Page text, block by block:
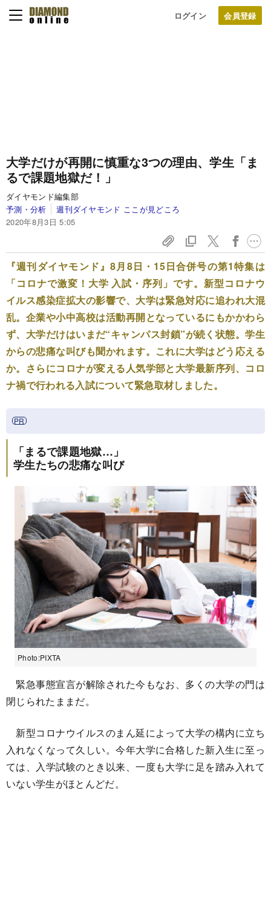
ログイン
大学だけが再開に慎重な3つの理由、学生「ま
るで課題地獄だ！」
ダイヤモンド編集部
予測・分析
週刊ダイヤモンド ここが見どころ
2020年8月3日 5:05
『週刊ダイヤモンド』8月8日・15日合併号の第1特集は
「コロナで激変！大学 入試・序列」です。新型コロナウ
イルス感染症拡大の影響で、大学は緊急対応に追われ大混
乱。企業や小中高校は活動再開となっているにもかかわら
ず、大学だけはいまだ“キャンパス封鎖”が続く状態。学生
からの悲痛な叫びも聞かれます。これに大学はどう応える
か。さらにコロナが変える人気学部と大学最新序列、コロ
ナ禍で行われる入試について緊急取材しました。
「まるで課題地獄…」
学生たちの悲痛な叫び
Photo:PIXTA
緊急事態宣言が解除された今もなお、多くの大学の門は
閉じられたままだ。
新型コロナウイルスのまん延によって大学の構内に立ち
入れなくなって久しい。今年大学に合格した新入生に至っ
ては、入学試験のとき以来、一度も大学に足を踏み入れて
いない学生がほとんどだ。